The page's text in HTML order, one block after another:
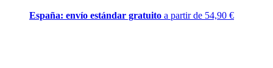
España: envío estándar gratuito a partir de 54,90 €